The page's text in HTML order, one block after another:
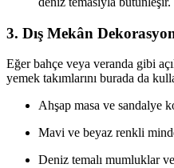
3. Dış Mekân
Eğer bahçe veya veranda gibi
yemek takımlarını burada da
Ahşap masa ve sandalye
Mavi ve beyaz renkli
Deniz temalı mumluklar ve